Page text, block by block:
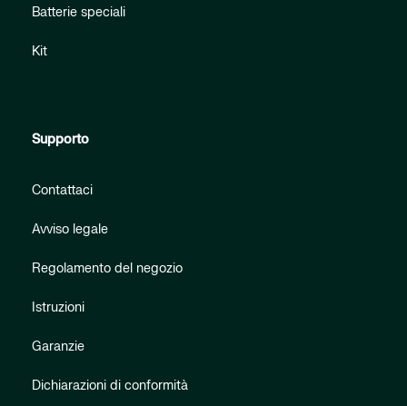
Batterie speciali
Kit
Supporto
Contattaci
Avviso legale
Regolamento del negozio
Istruzioni
Garanzie
Dichiarazioni di conformità